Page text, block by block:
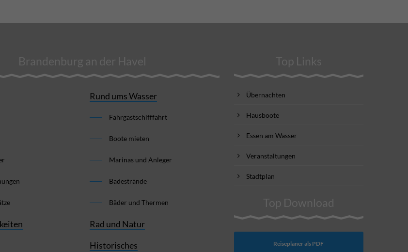
Brandenburg an der Havel
Rund ums Wasser
Fahrgastschifffahrt
Boote mieten
Marinas und Anleger
Badestrände
Bäder und Thermen
Rad und Natur
Historisches
Top Links
Übernachten
Hausboote
Essen am Wasser
Veranstaltungen
Stadtplan
Top Download
Reiseplaner als PDF